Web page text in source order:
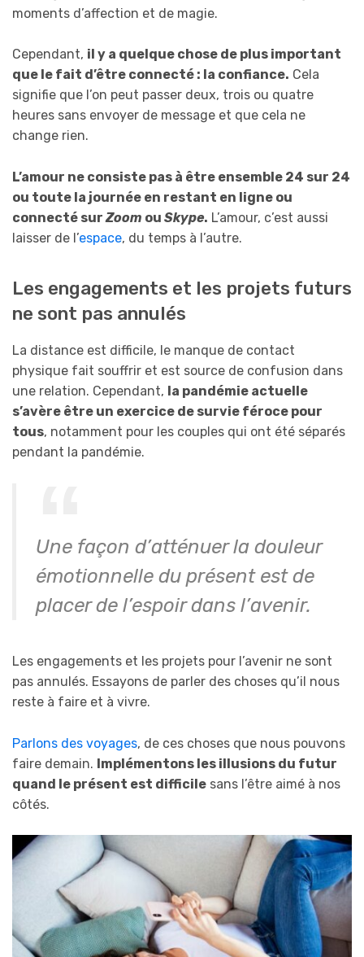
moments d’affection et de magie.
Cependant, il y a quelque chose de plus important
que le fait d’être connecté : la confiance. Cela
signifie que l’on peut passer deux, trois ou quatre
heures sans envoyer de message et que cela ne
change rien.
L’amour ne consiste pas à être ensemble 24 sur 24
ou toute la journée en restant en ligne ou
connecté surZoom ou Skype. L’amour, c’est aussi
laisser de l’espace, du temps à l’autre.
Les engagements et les projets futurs
ne sont pas annulés
La distance est difficile, le manque de contact
physique fait souffrir et est source de confusion dans
une relation. Cependant, la pandémie actuelle
s’avère être un exercice de survie féroce pour
tous, notamment pour les couples qui ont été séparés
pendant la pandémie.
Une façon d’atténuer la douleur
émotionnelle du présent est de
placer de l’espoir dans l’avenir.
Les engagements et les projets pour l’avenir ne sont
pas annulés. Essayons de parler des choses qu’il nous
reste à faire et à vivre.
Parlons des voyages, de ces choses que nous pouvons
faire demain. Implémentons les illusions du futur
quand le présent est difficile sans l’être aimé à nos
côtés.